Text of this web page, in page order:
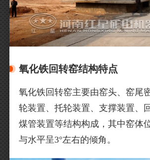
氧化铁回转窑结构特点
氧化铁回转窑主要由窑头、窑尾
轮装置、托轮装置、支撑装置、
煤管装置等结构构成，其中窑体
与水平呈3°左右的倾角。